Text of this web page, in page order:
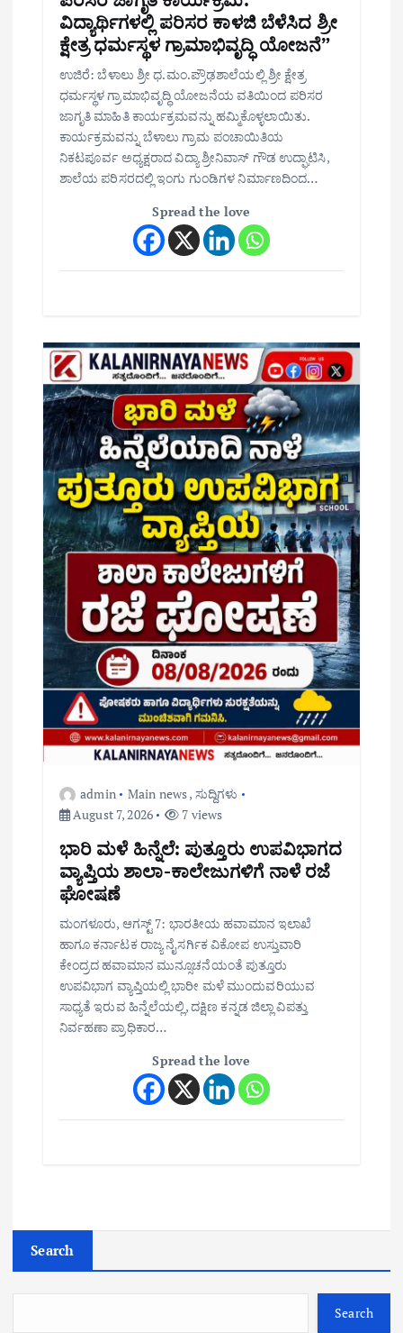
ವಿದ್ಯಾರ್ಥಿಗಳಲ್ಲಿ ಪರಿಸರ ಕಾಳಜಿ ಬೆಳೆಸಿದ ಶ್ರೀ
ಕ್ಷೇತ್ರ ಧರ್ಮಸ್ಥಳ ಗ್ರಾಮಾಭಿವೃದ್ಧಿ ಯೋಜನೆ”
ಉಜಿರೆ: ಬೆಳಾಲು ಶ್ರೀ ಧ.ಮಂ.ಪ್ರೌಢಶಾಲೆಯಲ್ಲಿ ಶ್ರೀ ಕ್ಷೇತ್ರ
ಧರ್ಮಸ್ಥಳ ಗ್ರಾಮಾಭಿವೃದ್ಧಿ ಯೋಜನೆಯ ವತಿಯಿಂದ ಪರಿಸರ
ಜಾಗೃತಿ ಮಾಹಿತಿ ಕಾರ್ಯಕ್ರಮವನ್ನು ಹಮ್ಮಿಕೊಳ್ಳಲಾಯಿತು.
ಕಾರ್ಯಕ್ರಮವನ್ನು ಬೆಳಾಲು ಗ್ರಾಮ ಪಂಚಾಯಿತಿಯ
ನಿಕಟಪೂರ್ವ ಅಧ್ಯಕ್ಷರಾದ ವಿದ್ಯಾ ಶ್ರೀನಿವಾಸ್ ಗೌಡ ಉದ್ಘಾಟಿಸಿ,
ಶಾಲೆಯ ಪರಿಸರದಲ್ಲಿ ಇಂಗು ಗುಂಡಿಗಳ ನಿರ್ಮಾಣದಿಂದ…
Spread the love
admin Main news, ಸುದ್ದಿಗಳು
August 7, 2026
7 views
ಭಾರಿ ಮಳೆ ಹಿನ್ನೆಲೆ: ಪುತ್ತೂರು ಉಪವಿಭಾಗದ
ವ್ಯಾಪ್ತಿಯ ಶಾಲಾ-ಕಾಲೇಜುಗಳಿಗೆ ನಾಳೆ ರಜೆ
ಘೋಷಣೆ
ಮಂಗಳೂರು, ಆಗಸ್ಟ್ 7: ಭಾರತೀಯ ಹವಾಮಾನ ಇಲಾಖೆ
ಹಾಗೂ ಕರ್ನಾಟಕ ರಾಜ್ಯ ನೈಸರ್ಗಿಕ ವಿಕೋಪ ಉಸ್ತುವಾರಿ
ಕೇಂದ್ರದ ಹವಾಮಾನ ಮುನ್ಸೂಚನೆಯಂತೆ ಪುತ್ತೂರು
ಉಪವಿಭಾಗ ವ್ಯಾಪ್ತಿಯಲ್ಲಿ ಭಾರೀ ಮಳೆ ಮುಂದುವರಿಯುವ
ಸಾಧ್ಯತೆ ಇರುವ ಹಿನ್ನೆಲೆಯಲ್ಲಿ, ದಕ್ಷಿಣ ಕನ್ನಡ ಜಿಲ್ಲಾ ವಿಪತ್ತು
ನಿರ್ವಹಣಾ ಪ್ರಾಧಿಕಾರ…
Spread the love
Search
Search